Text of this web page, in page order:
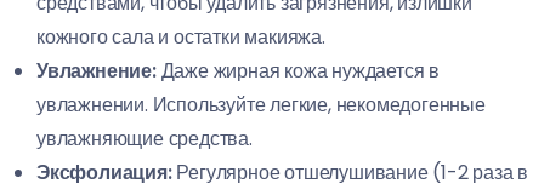
кожного сала и остатки макияжа.
Увлажнение:Даже жирная кожа нуждается в
увлажнении. Используйте легкие, некомедогенные
увлажняющие средства.
Эксфолиация:Регулярное отшелушивание (1-2 раза в